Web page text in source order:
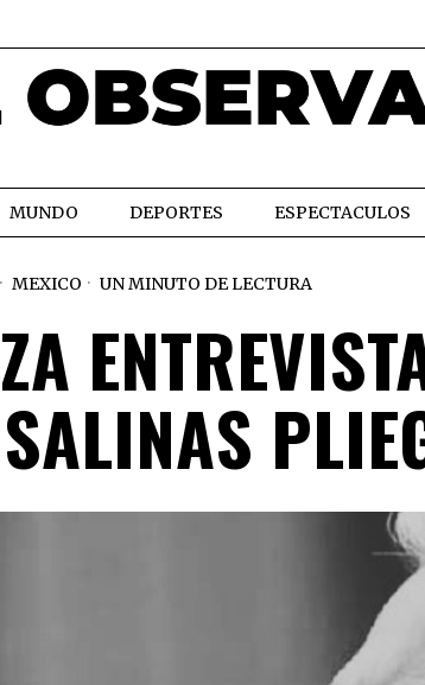
MUNDO DEPORTES ESPECTACULOS
MEXICO UN MINUTO DE LECTURA